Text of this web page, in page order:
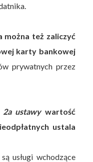
można też zaliczyć
karty bankowej
prywatnych przez
ustawywartość
ustala
usługi wchodzące